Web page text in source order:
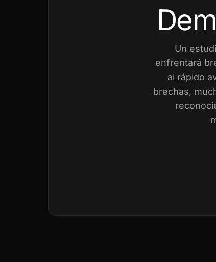
Un
enfrentará
al rápido
brechas,